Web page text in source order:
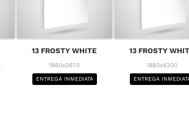
13 FROSTY WHITE
1860x3670
ENTREGA INMEDIATA
13 FROSTY
1860x4300
ENTREGA